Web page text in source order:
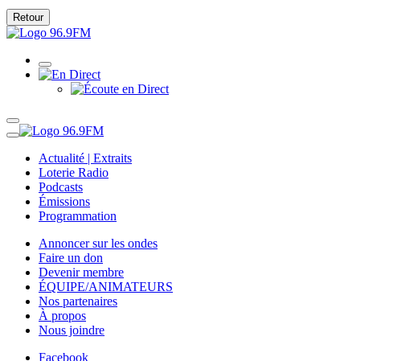
Retour
Actualité | Extraits
Loterie Radio
Podcasts
Émissions
Programmation
Annoncer sur les ondes
Faire un don
Devenir membre
ÉQUIPE/ANIMATEURS
Nos partenaires
À propos
Nous joindre
Facebook